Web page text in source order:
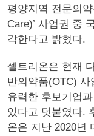
평양지역 전문의
Care)’ 사업권 중
각한다고 밝혔다.
셀트리온은 현재
반의약품(OTC)
유력한 후보기업
있다고 덧붙였다.
온은 지난 2020년